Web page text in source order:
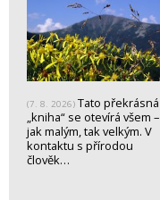
(7. 8. 2026) Tato překrásná
„kniha“ se otevírá všem –
jak malým, tak velkým. V
kontaktu s přírodou
člověk…